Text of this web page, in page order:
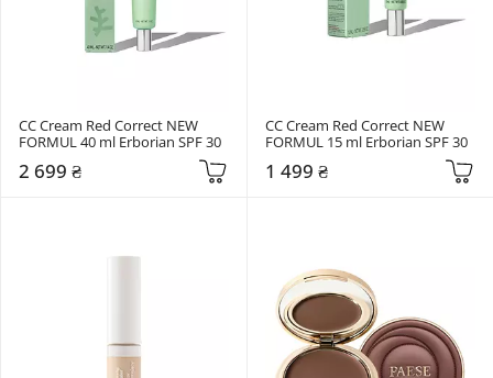
CC Cream Red Correct NEW
FORMUL 40 ml Erborian SPF 30
2 699 ₴
CC Cream Red Correct NEW
FORMUL 15 ml Erborian SPF 30
1 499 ₴